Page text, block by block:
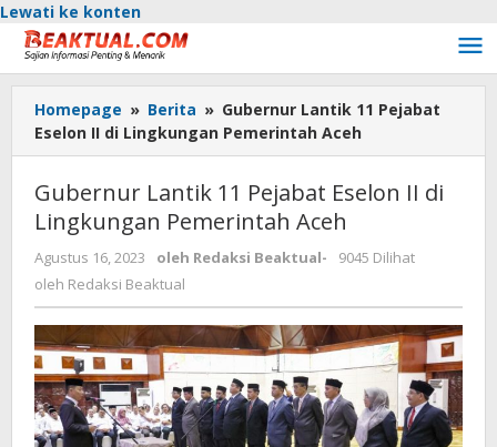
Lewati ke konten
Homepage » Berita » Gubernur Lantik 11 Pejabat
Eselon II di Lingkungan Pemerintah Aceh
Gubernur Lantik 11 Pejabat Eselon II di
Lingkungan Pemerintah Aceh
Agustus 16, 2023 oleh Redaksi Beaktual-
9045 Dilihat
oleh Redaksi Beaktual